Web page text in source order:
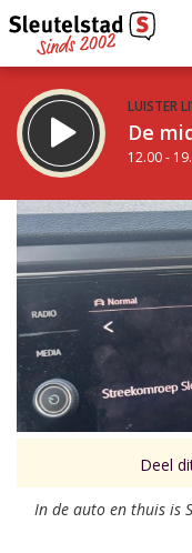
LUISTER
De
12.00 -
STRAKS:
De avond van
19.00 - 22.00 uur
Vorig uur
Deel
In de auto en thuis is